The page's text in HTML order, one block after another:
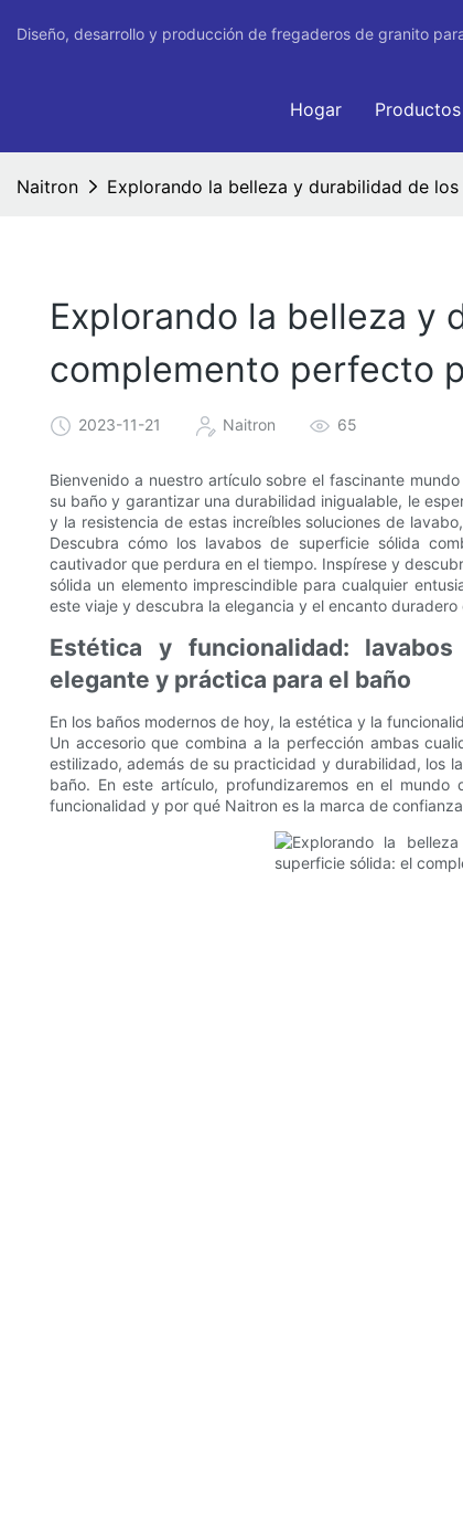
Diseño, desarrollo y producción de fregaderos de granito
Hogar Productos
Naitron Explorando la belleza y durabilidad de
Explorando la belleza y
complemento perfecto
2023-11-21 Naitron 65
Bienvenido a nuestro artículo sobre el fascinante
su baño y garantizar una durabilidad inigualable, le
y la resistencia de estas increíbles soluciones de
Descubra cómo los lavabos de superficie sólida
cautivador que perdura en el tiempo. Inspírese y
sólida un elemento imprescindible para cualquier
este viaje y descubra la elegancia y el encanto duradero
Estética y funcionalidad:
elegante y práctica para el baño
En los baños modernos de hoy, la estética y la
Un accesorio que combina a la perfección ambas
estilizado, además de su practicidad y durabilidad, los
baño. En este artículo, profundizaremos en el
funcionalidad y por qué Naitron es la marca de